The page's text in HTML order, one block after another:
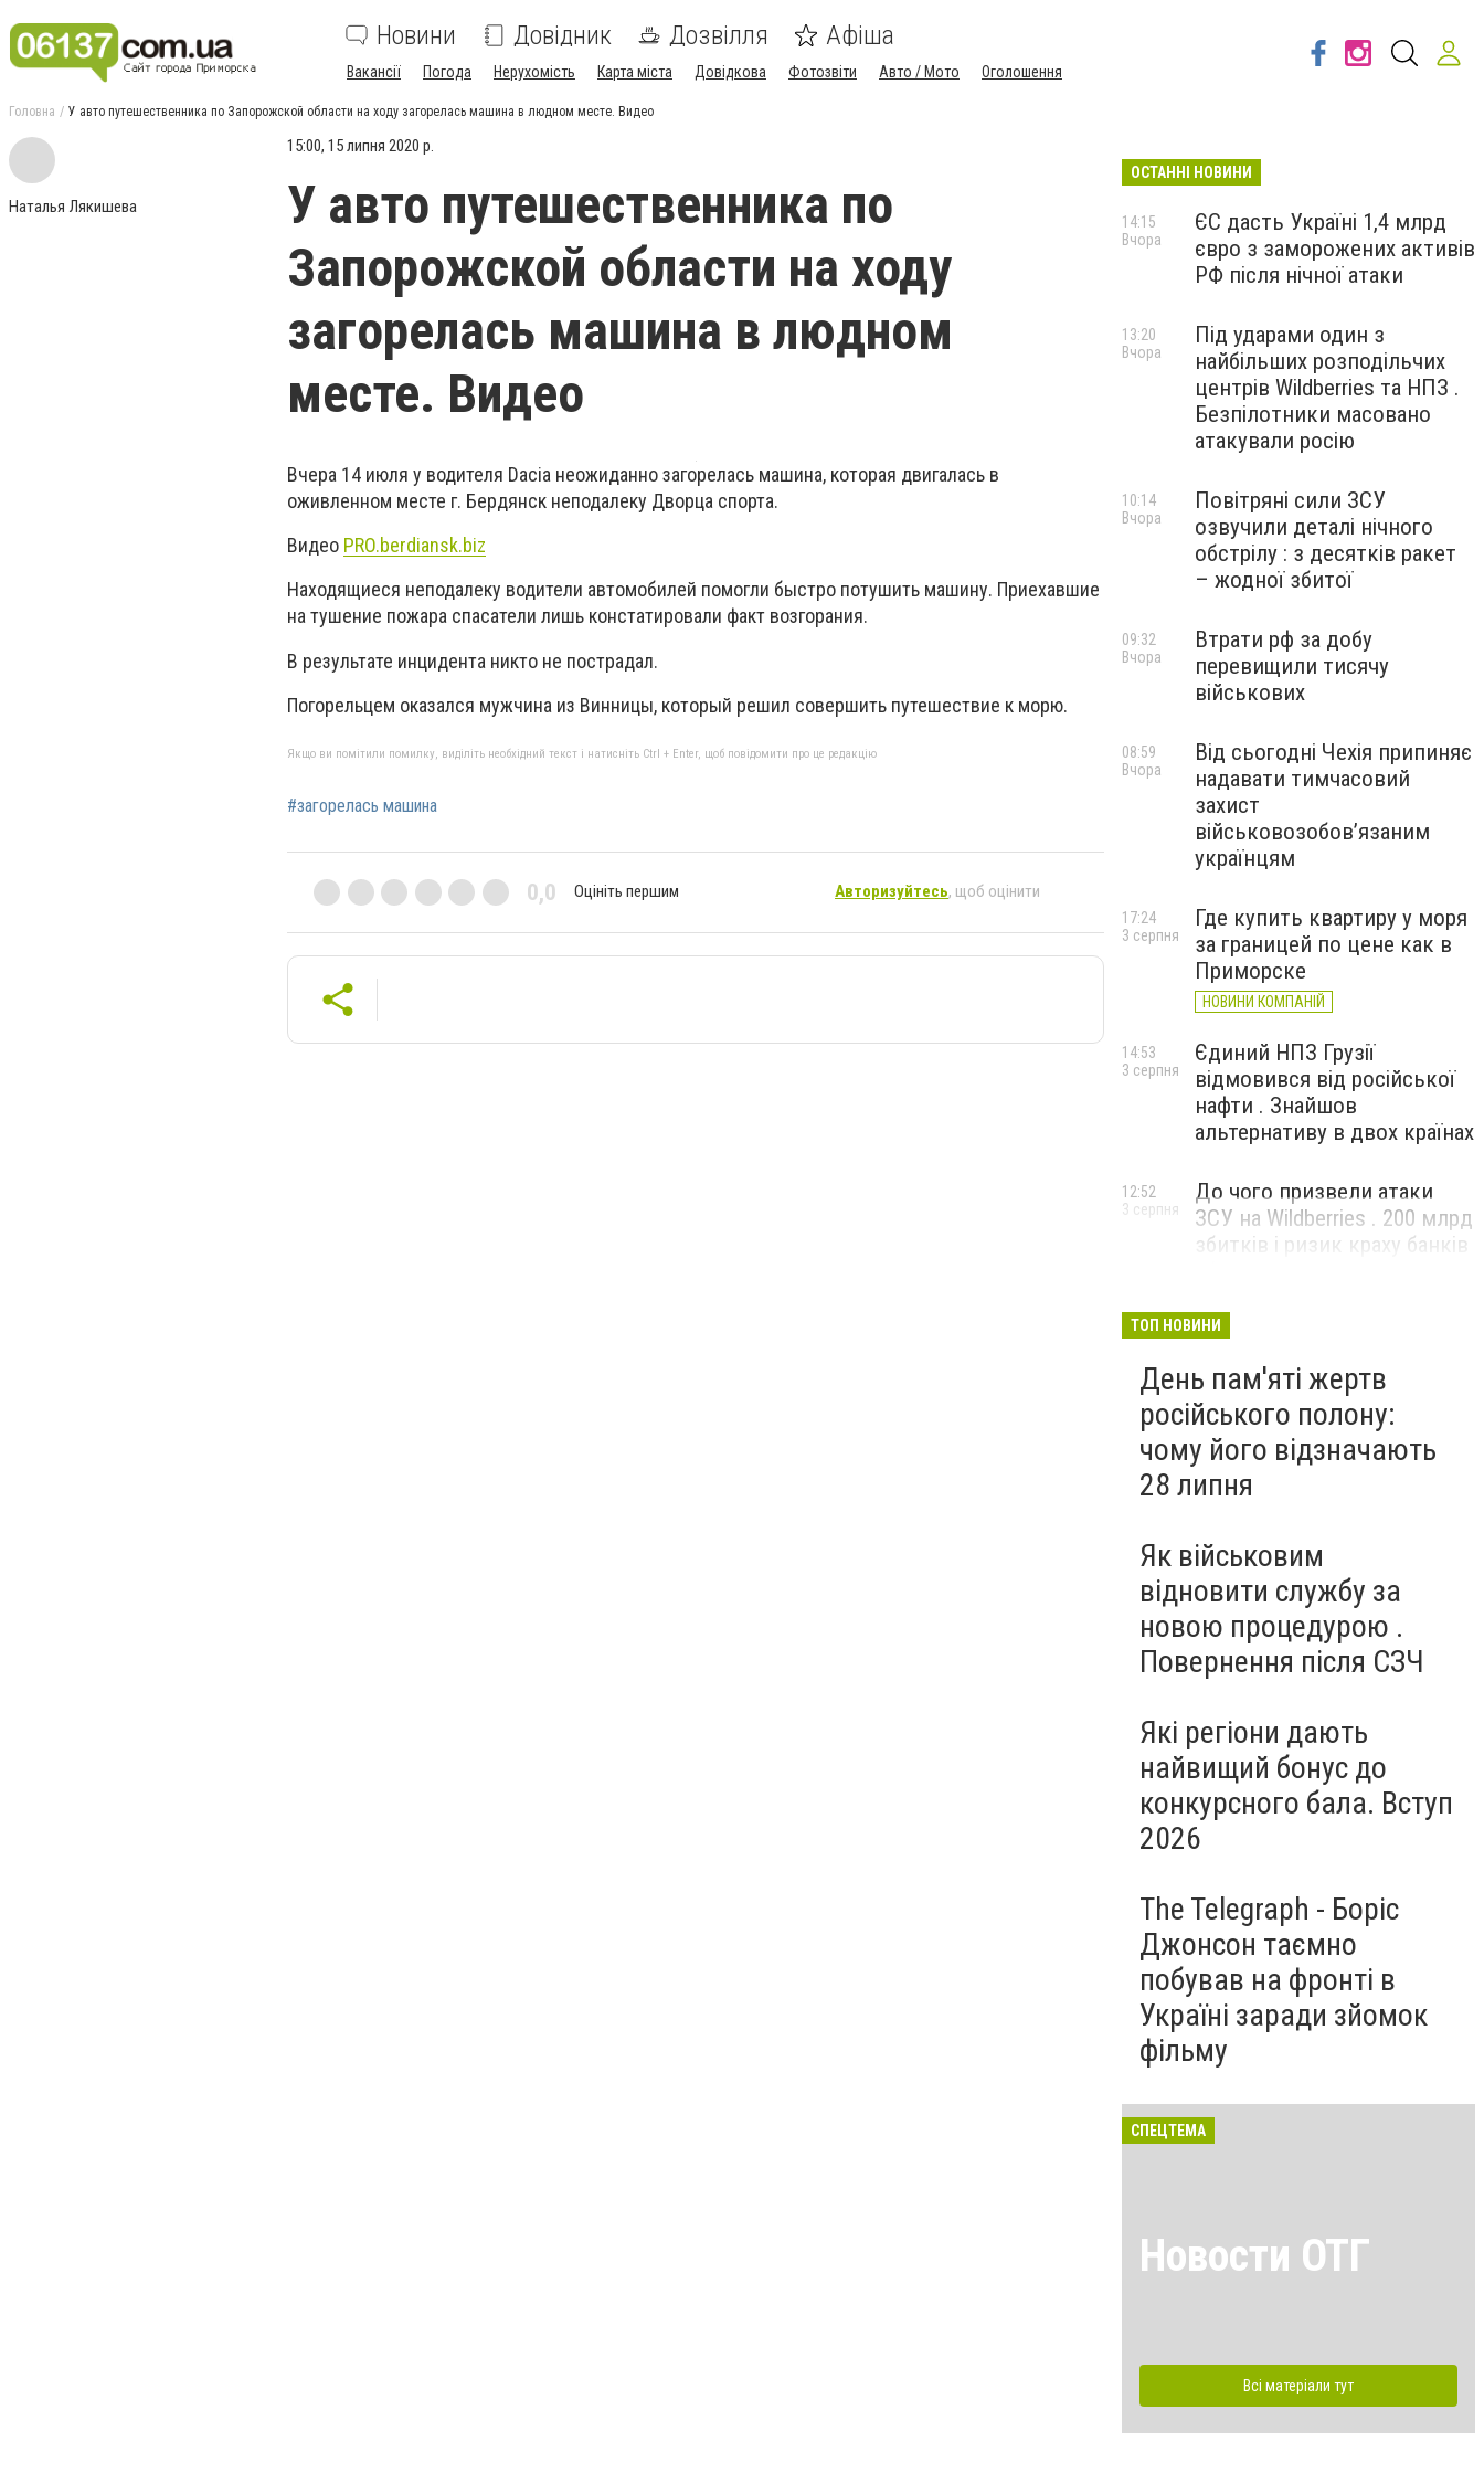
Новини Довідник Дозвілля Афіша
Вакансії Погода Нерухомість Карта міста Довідкова Фотозвіти Авто / Мото Оголошення
Головна У авто путешественника по Запорожской области на ходу загорелась машина в людном месте. Видео
Наталья Лякишева
15:00, 15 липня 2020 р.
У авто путешественника по
Запорожской области на ходу
загорелась машина в людном
месте. Видео
Вчера 14 июля у водителя Dacia неожиданно загорелась машина, которая двигалась в
оживленном месте г. Бердянск неподалеку Дворца спорта.
Видео PRO.berdiansk.biz
Находящиеся неподалеку водители автомобилей помогли быстро потушить машину. Приехавшие
на тушение пожара спасатели лишь констатировали факт возгорания.
В результате инцидента никто не пострадал.
Погорельцем оказался мужчина из Винницы, который решил совершить путешествие к морю.
Якщо ви помітили помилку, виділіть необхідний текст і натисніть Ctrl + Enter, щоб повідомити про це редакцію
#загорелась машина
0,0 Оцініть першим Авторизуйтесь, щоб оцінити
ОСТАННІ НОВИНИ
ЄС дасть Україні 1,4 млрд
євро з заморожених активів
РФ після нічної атаки
14:15
Вчора
Під ударами один з
найбільших розподільчих
центрів Wildberries та НПЗ .
Безпілотники масовано
атакували росію
13:20
Вчора
Повітряні сили ЗСУ
озвучили деталі нічного
обстрілу : з десятків ракет
– жодної збитої
10:14
Вчора
Втрати рф за добу
перевищили тисячу
військових
09:32
Вчора
Від сьогодні Чехія припиняє
надавати тимчасовий
захист
військовозобов’язаним
українцям
08:59
Вчора
Где купить квартиру у моря
за границей по цене как в
Приморске
НОВИНИ КОМПАНІЙ
17:24
3 серпня
Єдиний НПЗ Грузії
відмовився від російської
нафти . Знайшов
альтернативу в двох країнах
14:53
3 серпня
До чого призвели атаки
ЗСУ на Wildberries . 200 млрд
збитків і ризик краху банків
12:52
3 серпня
ТОП НОВИНИ
День пам'яті жертв
російського полону:
чому його відзначають
28 липня
Як військовим
відновити службу за
новою процедурою .
Повернення після СЗЧ
Які регіони дають
найвищий бонус до
конкурсного бала. Вступ
2026
The Telegraph - Боріс
Джонсон таємно
побував на фронті в
Україні заради зйомок
фільму
СПЕЦТЕМА
Новости ОТГ
Всі матеріали тут